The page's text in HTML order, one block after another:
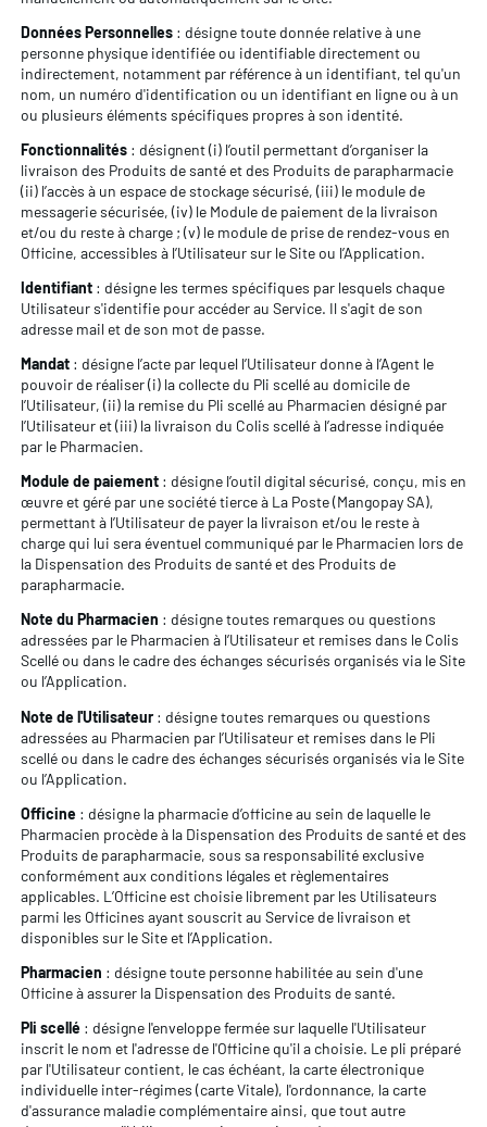
Données Personnelles : désigne toute donnée relative à une
personne physique identifiée ou identifiable directement ou
indirectement, notamment par référence à un identifiant, tel qu'un
nom, un numéro d'identification ou un identifiant en ligne ou à un
ou plusieurs éléments spécifiques propres à son identité.
Fonctionnalités : désignent (i) l’outil permettant d’organiser la
livraison des Produits de santé et des Produits de parapharmacie
(ii) l’accès à un espace de stockage sécurisé, (iii) le module de
messagerie sécurisée, (iv) le Module de paiement de la livraison
et/ou du reste à charge ; (v) le module de prise de rendez-vous en
Officine, accessibles à l’Utilisateur sur le Site ou l’Application.
Identifiant : désigne les termes spécifiques par lesquels chaque
Utilisateur s'identifie pour accéder au Service. Il s'agit de son
adresse mail et de son mot de passe.
Mandat : désigne l’acte par lequel l’Utilisateur donne à l’Agent le
pouvoir de réaliser (i) la collecte du Pli scellé au domicile de
l’Utilisateur, (ii) la remise du Pli scellé au Pharmacien désigné par
l’Utilisateur et (iii) la livraison du Colis scellé à l’adresse indiquée
par le Pharmacien.
Module de paiement : désigne l’outil digital sécurisé, conçu, mis en
œuvre et géré par une société tierce à La Poste (Mangopay SA),
permettant à l’Utilisateur de payer la livraison et/ou le reste à
charge qui lui sera éventuel communiqué par le Pharmacien lors de
la Dispensation des Produits de santé et des Produits de
parapharmacie.
Note du Pharmacien : désigne toutes remarques ou questions
adressées par le Pharmacien à l’Utilisateur et remises dans le Colis
Scellé ou dans le cadre des échanges sécurisés organisés via le Site
ou l’Application.
Note de l'Utilisateur: désigne toutes remarques ou questions
adressées au Pharmacien par l’Utilisateur et remises dans le Pli
scellé ou dans le cadre des échanges sécurisés organisés via le Site
ou l’Application.
Officine : désigne la pharmacie d’officine au sein de laquelle le
Pharmacien procède à la Dispensation des Produits de santé et des
Produits de parapharmacie, sous sa responsabilité exclusive
conformément aux conditions légales et règlementaires
applicables. L’Officine est choisie librement par les Utilisateurs
parmi les Officines ayant souscrit au Service de livraison et
disponibles sur le Site et l’Application.
Pharmacien : désigne toute personne habilitée au sein d'une
Officine à assurer la Dispensation des Produits de santé.
Pli scellé : désigne l'enveloppe fermée sur laquelle l'Utilisateur
inscrit le nom et l'adresse de l'Officine qu'il a choisie. Le pli préparé
par l'Utilisateur contient, le cas échéant, la carte électronique
individuelle inter-régimes (carte Vitale), l'ordonnance, la carte
d'assurance maladie complémentaire ainsi, que tout autre